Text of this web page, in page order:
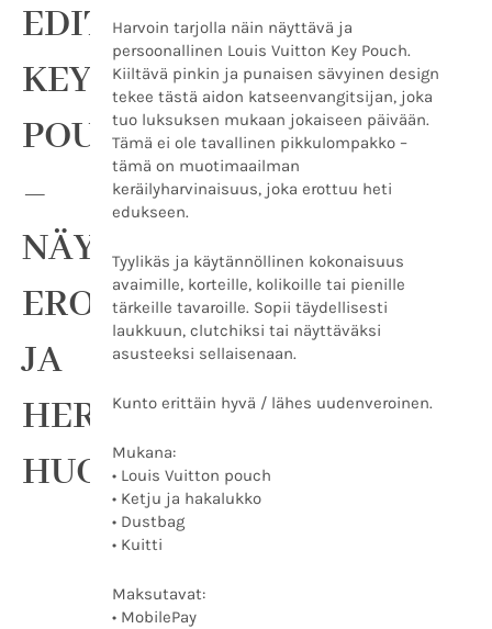
EDITION
KEY
POUCH
–
NÄYTTÄÄ,
EROTTUU
JA
HERÄTTÄÄ
HUOMIOTA
NÄYTTÄÄ,
EROTTUU
HERÄTTÄÄ
HUOMIOTA
määrä
Harvoin tarjolla näin näyttävä ja
persoonallinen Louis Vuitton Key Pouch.
Kiiltävä pinkin ja punaisen sävyinen design
tekee tästä aidon katseenvangitsijan, joka
tuo luksuksen mukaan jokaiseen päivään.
Tämä ei ole tavallinen pikkulompakko –
tämä on muotimaailman
keräilyharvinaisuus, joka erottuu heti
edukseen.
Tyylikäs ja käytännöllinen kokonaisuus
avaimille, korteille, kolikoille tai pienille
tärkeille tavaroille. Sopii täydellisesti
laukkuun, clutchiksi tai näyttäväksi
asusteeksi sellaisenaan.
Kunto erittäin hyvä / lähes uudenveroinen.
Mukana:
• Louis Vuitton pouch
• Ketju ja hakalukko
• Dustbag
• Kuitti
Maksutavat:
• MobilePay